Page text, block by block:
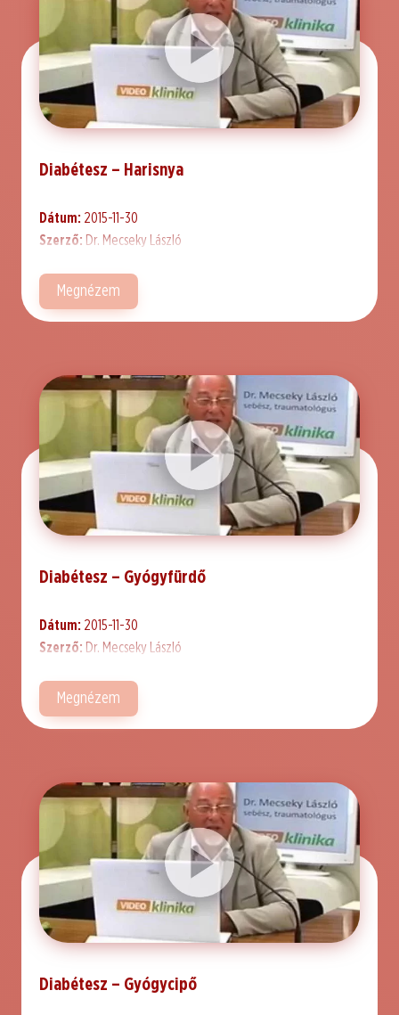
Diabétesz – Harisnya
Dátum: 2015-11-30
Szerző: Dr. Mecseky László
Megnézem
Diabétesz – Gyógyfürdő
Dátum: 2015-11-30
Szerző: Dr. Mecseky László
Megnézem
Diabétesz – Gyógycipő